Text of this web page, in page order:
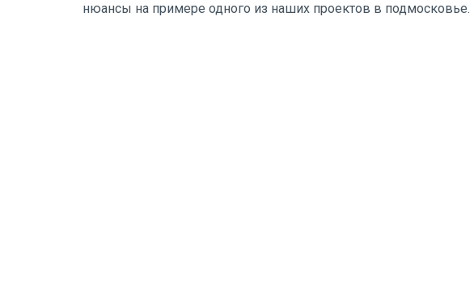
нюансы на примере одного из наших проектов в подмосковье.